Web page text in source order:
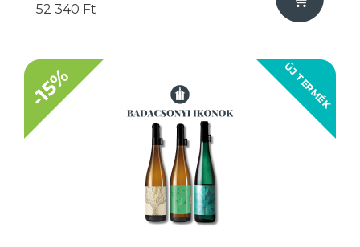
52 340 Ft
ÚJ TERMÉK
-15%